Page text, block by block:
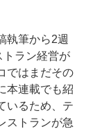
執筆から2週
トラン経営が
ではまだその
本連載でも紹
いるため、テ
ストランが急